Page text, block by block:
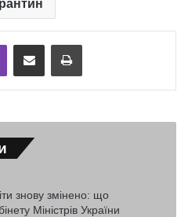
Viber Надіслати електронною поштоюНадрукувати
знову змінено: що
Міністрів України